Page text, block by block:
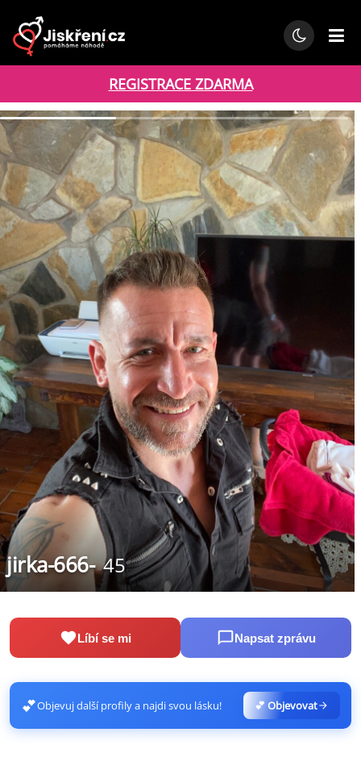
REGISTRACE ZDARMA
jirka-666- 45
Líbí se mi Napsat zprávu
💕Objevuj další profily a najdi svou lásku! 💕 Objevovat